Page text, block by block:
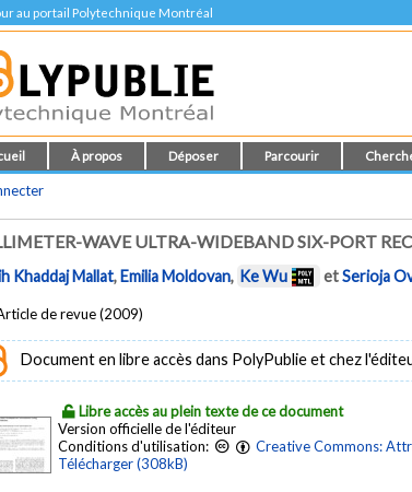
au portail Polytechnique Montréal
À propos Déposer Parcourir
WAVE ULTRA-WIDEBAND SIX-PORT
Khaddaj Mallat,Emilia Moldovan, Ke Wu etSerioja
de revue (2009)
Document en libre accès dans PolyPublie et chez
Libre accès au plein texte de ce document
Version officielle de l'éditeur
Conditions d'utilisation:
Creative Commons:
Télécharger (308kB)